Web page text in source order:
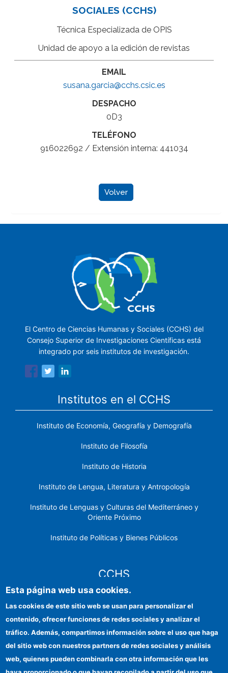
SOCIALES (CCHS)
Técnica Especializada de OPIS
Unidad de apoyo a la edición de revistas
EMAIL
susana.garcia@cchs.csic.es
DESPACHO
0D3
TELÉFONO
916022692 / Extensión interna: 441034
Volver
El Centro de Ciencias Humanas y Sociales (CCHS) del
Consejo Superior de Investigaciones Científicas está
integrado por seis institutos de investigación.
Institutos en el CCHS
Instituto de Economía, Geografía y Demografía
Instituto de Filosofía
Instituto de Historia
Instituto de Lengua, Literatura y Antropología
Instituto de Lenguas y Culturas del Mediterráneo y
Oriente Próximo
Instituto de Políticas y Bienes Públicos
CCHS
Identidad institucional
Ayudas FEDER
Esta página web usa cookies.
Las cookies de este sitio web se usan para personalizar el
contenido, ofrecer funciones de redes sociales y analizar el
tráfico. Además, compartimos información sobre el uso que haga
del sitio web con nuestros partners de redes sociales y análisis
web, quienes pueden combinarla con otra información que les